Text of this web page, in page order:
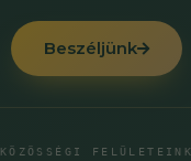
Beszéljünk
KÖZÖSSÉGI FELÜLETEINK